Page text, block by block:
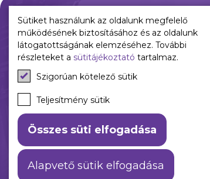
Múltunk
Történelmünk
Jelenünk
Sütiket használunk az oldalunk megfelelő
működésének biztosításához és az oldalunk
látogatottságának elemzéséhez. További
részleteket a sütitájékoztató tartalmaz.
Szigorúan kötelező sütik
Teljesítmény sütik
Összes süti elfogadása
Alapvető sütik elfogadása